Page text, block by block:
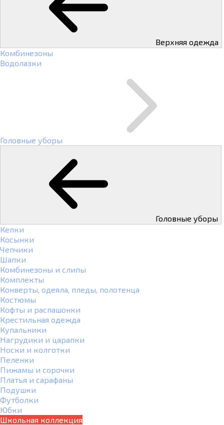
Верхняя одежда
Комбинезоны
Водолазки
Головные уборы
Головные уборы
Кепки
Косынки
Чепчики
Шапки
Комбинезоны и слипы
Комплекты
Конверты, одеяла, пледы, полотенца
Костюмы
Кофты и распашонки
Крестильная одежда
Купальники
Нагрудики и царапки
Носки и колготки
Пеленки
Пижамы и сорочки
Платья и сарафаны
Подушки
Футболки
Юбки
Школьная коллекция